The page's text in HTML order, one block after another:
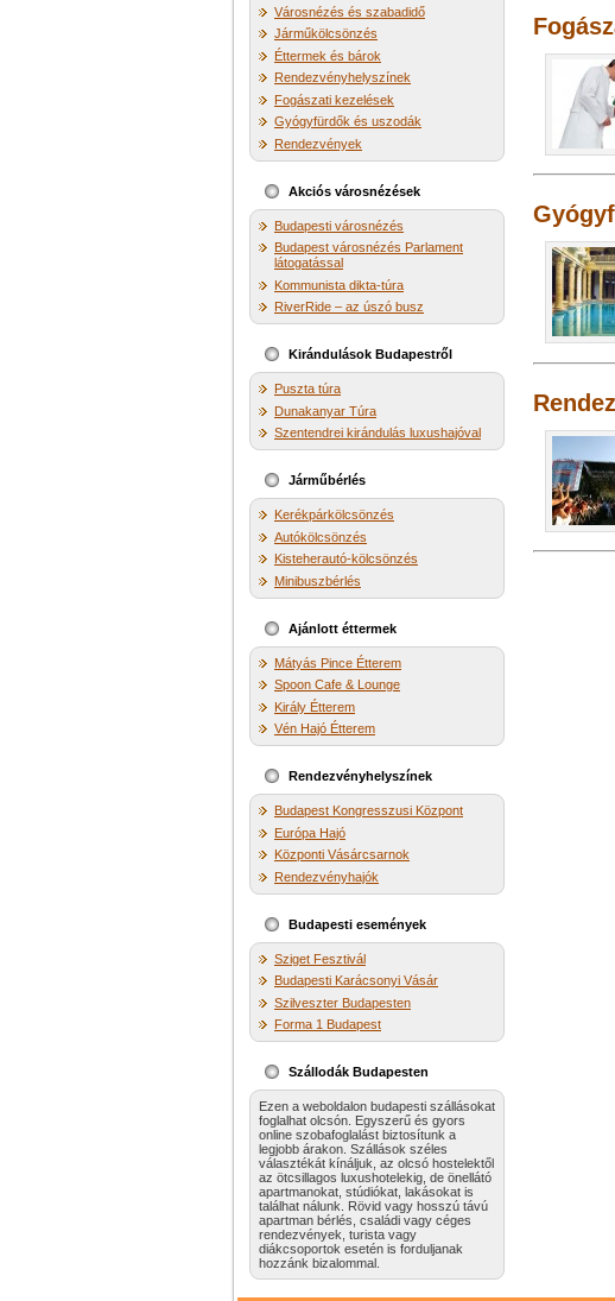
Városnézés és szabadidő
Járműkölcsönzés
Éttermek és bárok
Rendezvényhelyszínek
Fogászati kezelések
Gyógyfürdők és uszodák
Rendezvények
Akciós városnézések
Budapesti városnézés
Budapest városnézés Parlament
látogatással
Kommunista dikta-túra
RiverRide – az úszó busz
Kirándulások Budapestről
Puszta túra
Dunakanyar Túra
Szentendrei kirándulás luxushajóval
Járműbérlés
Kerékpárkölcsönzés
Autókölcsönzés
Kisteherautó-kölcsönzés
Minibuszbérlés
Ajánlott éttermek
Mátyás Pince Étterem
Spoon Cafe & Lounge
Király Étterem
Vén Hajó Étterem
Rendezvényhelyszínek
Budapest Kongresszusi Központ
Európa Hajó
Központi Vásárcsarnok
Rendezvényhajók
Budapesti események
Sziget Fesztivál
Budapesti Karácsonyi Vásár
Szilveszter Budapesten
Forma 1 Budapest
Szállodák Budapesten
Ezen a weboldalon budapesti szállásokat
foglalhat olcsón. Egyszerű és gyors
online szobafoglalást biztosítunk a
legjobb árakon. Szállások széles
választékát kínáljuk, az olcsó hostelektől
az ötcsillagos luxushotelekig, de önellátó
apartmanokat, stúdiókat, lakásokat is
találhat nálunk. Rövid vagy hosszú távú
apartman bérlés, családi vagy céges
rendezvények, turista vagy
diákcsoportok esetén is forduljanak
hozzánk bizalommal.